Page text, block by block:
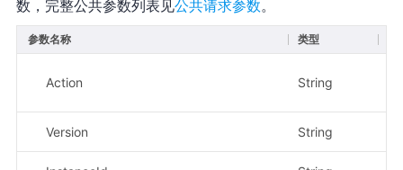
数，完整公共参数列表见公共请求参数。
参数名称 类型
Action String
Version String